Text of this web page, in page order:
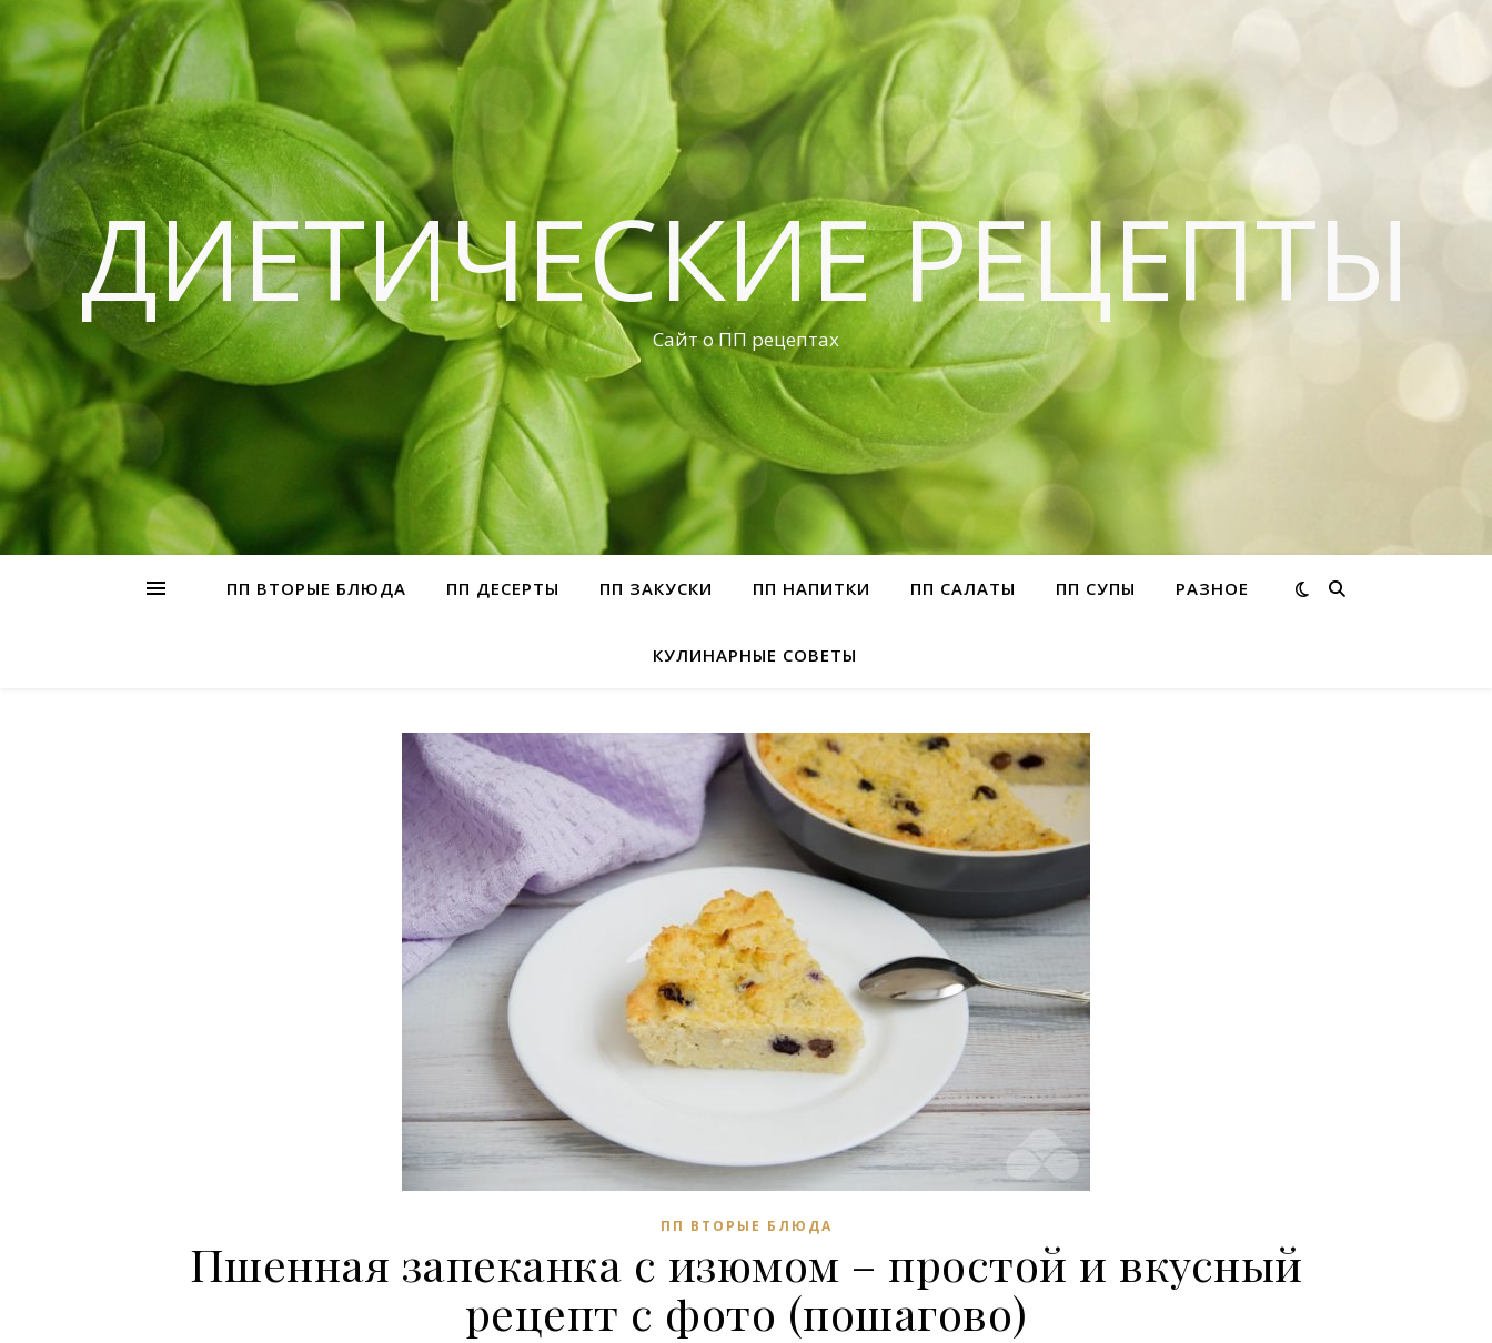
ДИЕТИЧЕСКИЕ РЕЦЕПТЫ
Сайт о ПП рецептах
ПП ВТОРЫЕ БЛЮДА ПП ДЕСЕРТЫ ПП ЗАКУСКИ ПП НАПИТКИ ПП САЛАТЫ ПП СУПЫ РАЗНОЕ
КУЛИНАРНЫЕ СОВЕТЫ
ПП ВТОРЫЕ БЛЮДА
Пшенная запеканка с изюмом – простой и вкусный
рецепт с фото (пошагово)